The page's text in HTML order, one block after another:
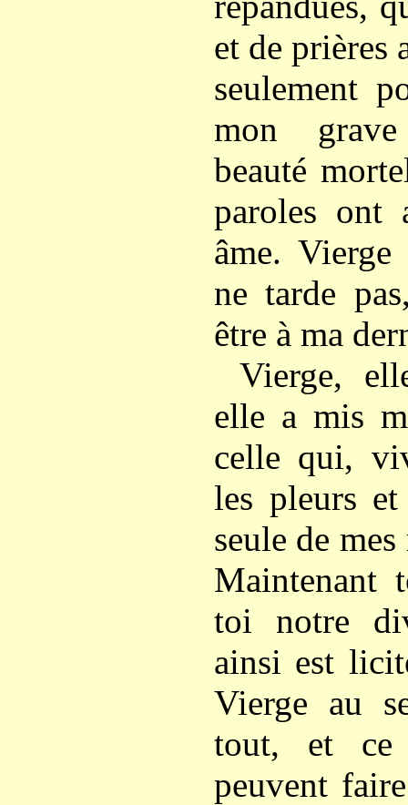
et de prières
seulement
mon
beauté
paroles ont
âme. Vierge
ne tarde
être à ma
Vierge,
elle a mis
celle qui,
les pleurs
seule de
Maintenant
toi notre
ainsi est
Vierge au
tout, et ce
peuvent